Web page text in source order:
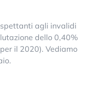
agli invalidi
dello 0,40%
il 2020). Vediamo